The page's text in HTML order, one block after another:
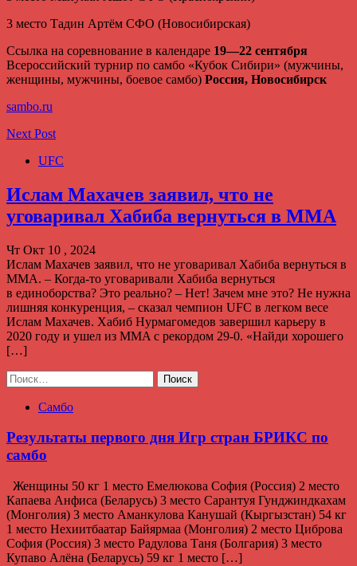
3 место Тадин Артём СФО (Новосибирская)
Ссылка на соревнование в календаре 19—22 сентября
Всероссийский турнир по самбо «Кубок Сибири» (мужчины,
женщины, мужчины, боевое самбо) Россия, Новосибирск
sambo.ru
Next Post
UFC
Ислам Махачев заявил, что не
уговаривал Хабиба вернуться в MMA
Чт Окт 10 , 2024
Ислам Махачев заявил, что не уговаривал Хабиба вернуться в
MMA. – Когда‑то уговаривали Хабиба вернуться
в единоборства? Это реально? – Нет! Зачем мне это? Не нужна
лишняя конкуренция, – сказал чемпион UFC в легком весе
Ислам Махачев. Хабиб Нурмагомедов завершил карьеру в
2020 году и ушел из MMA с рекордом 29-0. «Найди хорошего
[…]
Найти:
Самбо
Результаты первого дня Игр стран БРИКС по
самбо
Женщины 50 кг 1 место Емелюкова София (Россия) 2 место
Капаева Анфиса (Беларусь) 3 место Сарантуя Гунджиндкахам
(Монголия) 3 место Аманкулова Канушай (Кыргызстан) 54 кг
1 место Нехиитбаатар Байярмаа (Монголия) 2 место Циброва
София (Россия) 3 место Радулова Таня (Болгария) 3 место
Купаво Алёна (Беларусь) 59 кг 1 место […]